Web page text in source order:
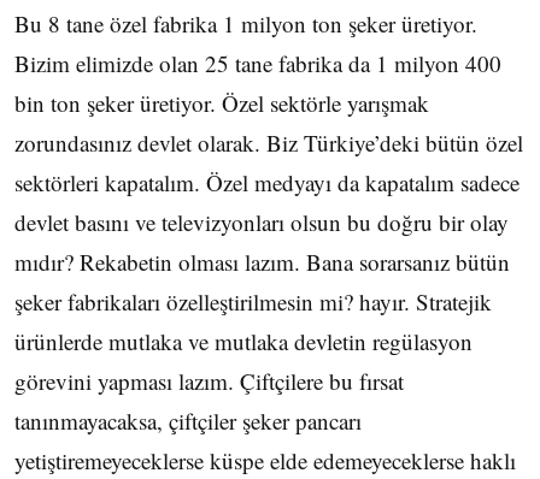
Bu 8 tane özel fabrika 1 milyon ton şeker üretiyor.
Bizim elimizde olan 25 tane fabrika da 1 milyon 400
bin ton şeker üretiyor. Özel sektörle yarışmak
zorundasınız devlet olarak. Biz Türkiye’deki bütün özel
sektörleri kapatalım. Özel medyayı da kapatalım sadece
devlet basını ve televizyonları olsun bu doğru bir olay
mıdır? Rekabetin olması lazım. Bana sorarsanız bütün
şeker fabrikaları özelleştirilmesin mi? hayır. Stratejik
ürünlerde mutlaka ve mutlaka devletin regülasyon
görevini yapması lazım. Çiftçilere bu fırsat
tanınmayacaksa, çiftçiler şeker pancarı
yetiştiremeyeceklerse küspe elde edemeyeceklerse haklı